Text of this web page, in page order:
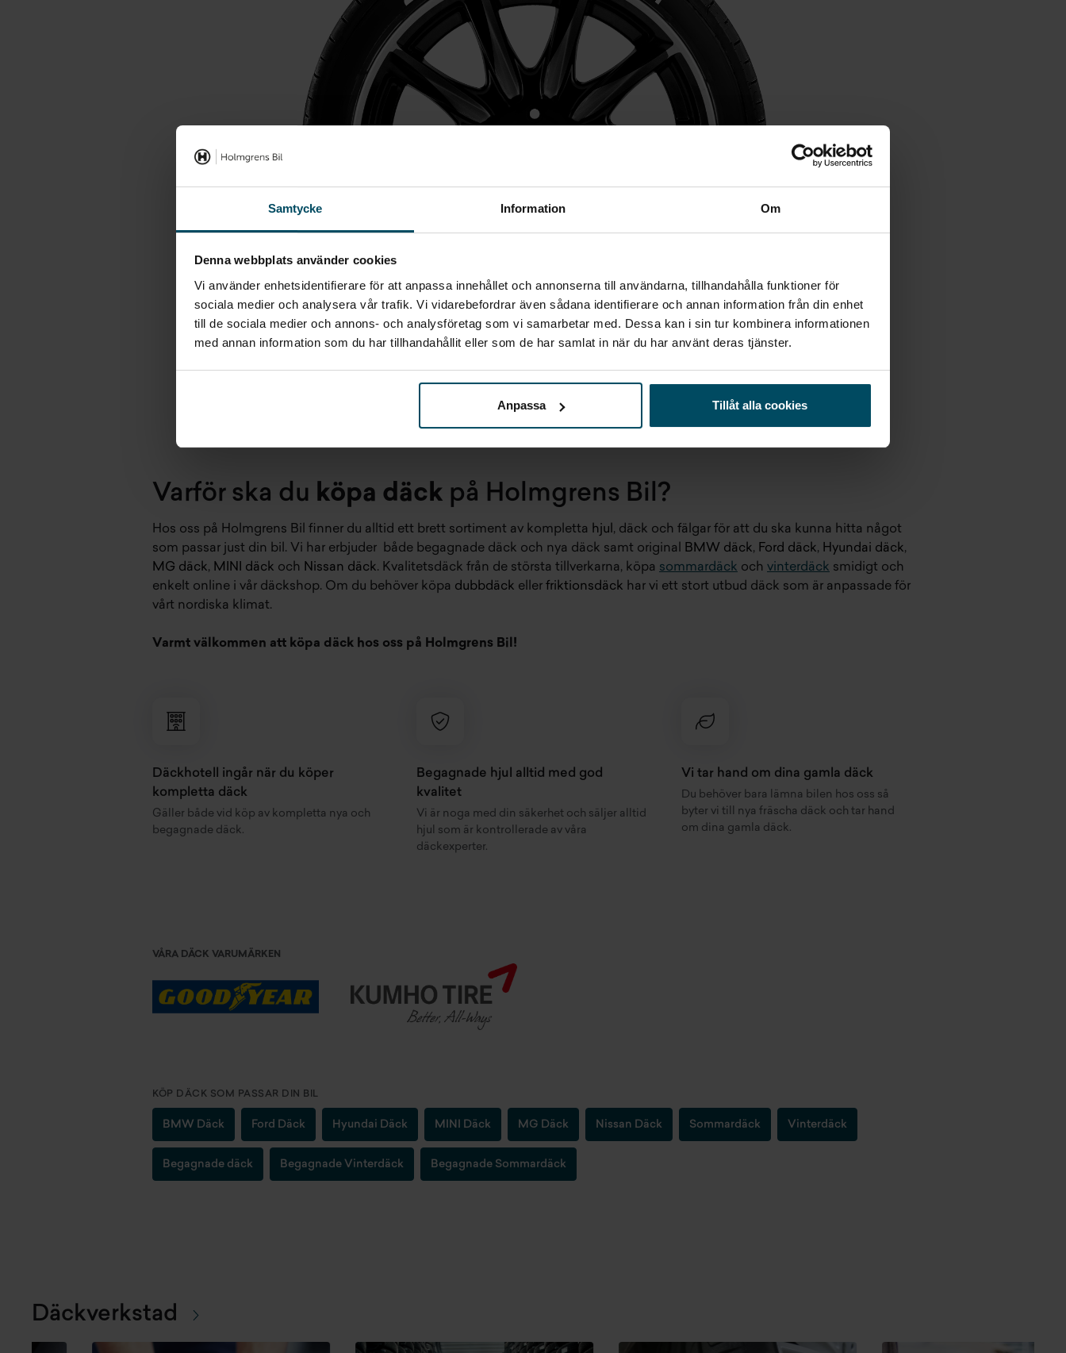
Samtycke Information Om
Denna webbplats använder cookies
Vi använder enhetsidentifierare för att anpassa innehållet och annonserna till användarna, tillhandahålla funktioner för
sociala medier och analysera vår trafik. Vi vidarebefordrar även sådana identifierare och annan information från din enhet
till de sociala medier och annons- och analysföretag som vi samarbetar med. Dessa kan i sin tur kombinera informationen
med annan information som du har tillhandahållit eller som de har samlat in när du har använt deras tjänster.
Anpassa Tillåt alla cookies
Varför ska du köpa däck på Holmgrens Bil?
Hos oss på Holmgrens Bil finner du alltid ett brett sortiment av kompletta hjul , däck och fälgar för att du ska kunna hitta något
som passar just din bil. Vi har erbjuder både begagnade däck och nya däck samt original
BMW däck, Ford däck, Hyundai däck,
MG däck, MINI däck och Nissan däck. Kvalitetsdäck från de största tillverkarna, köpa sommardäck och vinterdäck smidigt och
enkelt online i vår däckshop. Om du behöver köpa dubbdäck eller friktionsdäck har vi ett stort utbud däck som är anpassade för
vårt nordiska klimat.
Varmt välkommen att köpa däck hos oss på Holmgrens Bil!
Däckhotell ingår när du köper
kompletta däck
Gäller både vid köp av kompletta nya och
begagnade däck.
Begagnade hjul alltid med god
kvalitet
Vi är noga med din säkerhet och säljer alltid
hjul som är kontrollerade av våra
däckexperter.
Vi tar hand om dina gamla däck
Du behöver bara lämna bilen hos oss så
byter vi till nya fräscha däck och tar hand
om dina gamla däck.
VÅRA DÄCK VARUMÄRKEN
KÖP DÄCK SOM PASSAR DIN BIL
BMW Däck Ford Däck Hyundai Däck MINI Däck MG Däck Nissan Däck Sommardäck Vinterdäck
Begagnade däck Begagnade Vinterdäck Begagnade Sommardäck
Däckverkstad